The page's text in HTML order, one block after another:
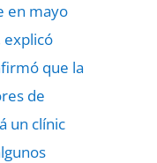
en mayo
explicó
que la
de
un clínic